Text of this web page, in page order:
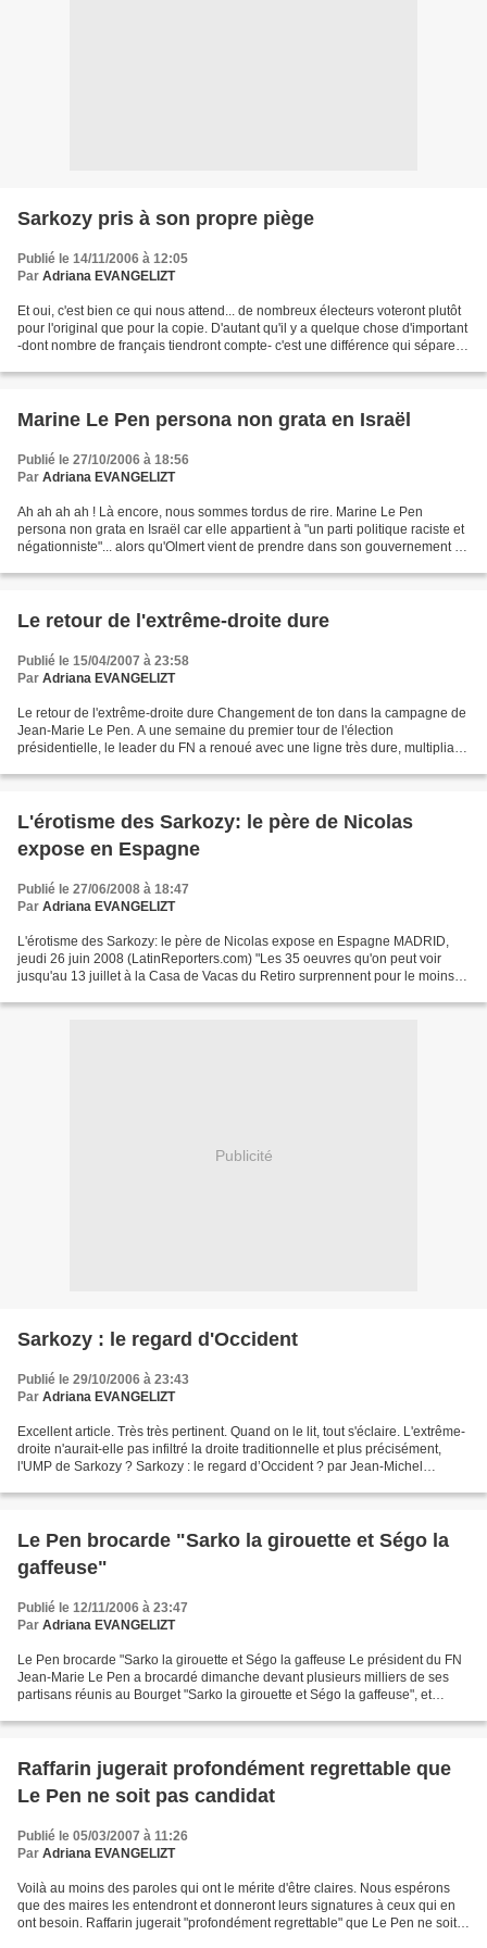
Sarkozy pris à son propre piège
Publié le 14/11/2006 à 12:05
Par Adriana EVANGELIZT
Et oui, c'est bien ce qui nous attend... de nombreux électeurs voteront plutôt
pour l'original que pour la copie. D'autant qu'il y a quelque chose d'important
-dont nombre de français tiendront compte- c'est une différence qui sépare
Marine Le Pen persona non grata en Israël
Publié le 27/10/2006 à 18:56
Par Adriana EVANGELIZT
Ah ah ah ah ! Là encore, nous sommes tordus de rire. Marine Le Pen
persona non grata en Israël car elle appartient à "un parti politique raciste et
négationniste"... alors qu'Olmert vient de prendre dans son gouvernement un
Le retour de l'extrême-droite dure
Publié le 15/04/2007 à 23:58
Par Adriana EVANGELIZT
Le retour de l'extrême-droite dure Changement de ton dans la campagne de
Jean-Marie Le Pen. A une semaine du premier tour de l'élection
présidentielle, le leader du FN a renoué avec une ligne très dure, multipliant
L'érotisme des Sarkozy: le père de Nicolas
expose en Espagne
Publié le 27/06/2008 à 18:47
Par Adriana EVANGELIZT
L'érotisme des Sarkozy: le père de Nicolas expose en Espagne MADRID,
jeudi 26 juin 2008 (LatinReporters.com) "Les 35 oeuvres qu'on peut voir
jusqu'au 13 juillet à la Casa de Vacas du Retiro surprennent pour le moins
Publicité
Sarkozy : le regard d'Occident
Publié le 29/10/2006 à 23:43
Par Adriana EVANGELIZT
Excellent article. Très très pertinent. Quand on le lit, tout s'éclaire. L'extrême-
droite n'aurait-elle pas infiltré la droite traditionnelle et plus précisément,
l'UMP de Sarkozy ? Sarkozy : le regard d’Occident ? par Jean-Michel
Le Pen brocarde "Sarko la girouette et Ségo la
gaffeuse"
Publié le 12/11/2006 à 23:47
Par Adriana EVANGELIZT
Le Pen brocarde "Sarko la girouette et Ségo la gaffeuse Le président du FN
Jean-Marie Le Pen a brocardé dimanche devant plusieurs milliers de ses
partisans réunis au Bourget "Sarko la girouette et Ségo la gaffeuse", et
Raffarin jugerait profondément regrettable que
Le Pen ne soit pas candidat
Publié le 05/03/2007 à 11:26
Par Adriana EVANGELIZT
Voilà au moins des paroles qui ont le mérite d'être claires. Nous espérons
que des maires les entendront et donneront leurs signatures à ceux qui en
ont besoin. Raffarin jugerait "profondément regrettable" que Le Pen ne soit